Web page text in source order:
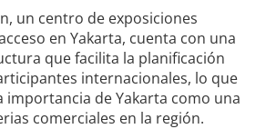
un centro de exposiciones
en Yakarta, cuenta con una
que facilita la planificación
internacionales, lo que
importancia de Yakarta como una
comerciales en la región.